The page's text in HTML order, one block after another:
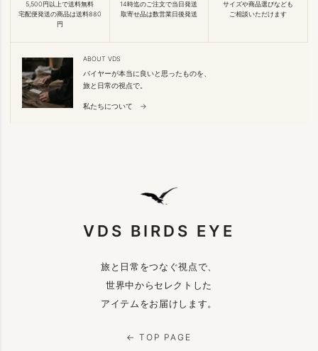
5,500円以上で送料無料
宅配便発送の商品は送料880
円
14時迄のご注文で当日発送
取寄せ品は数営業日後発送
サイズや商品選びなども
ご相談いただけます
ABOUT VDS
バイヤーが本当に良いと思ったものを、
旅と日常の視点で。
私たちについて →
VDS BIRDS EYE
旅と日常をつなぐ視点で、
世界中からセレクトした
アイテムをお届けします。
← TOP PAGE